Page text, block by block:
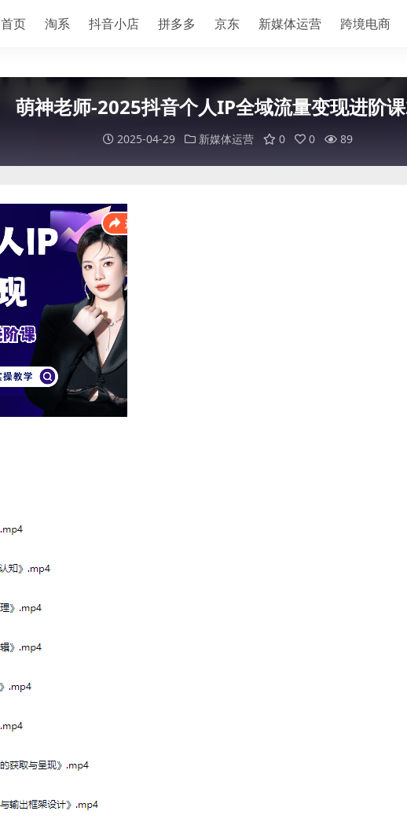
首页 淘系 抖音小店 拼多多 京东 新媒体运营 跨境电商
萌神老师-2025抖音个人IP全域流量变现进阶
2025-04-29 新媒体运营 0 0 89